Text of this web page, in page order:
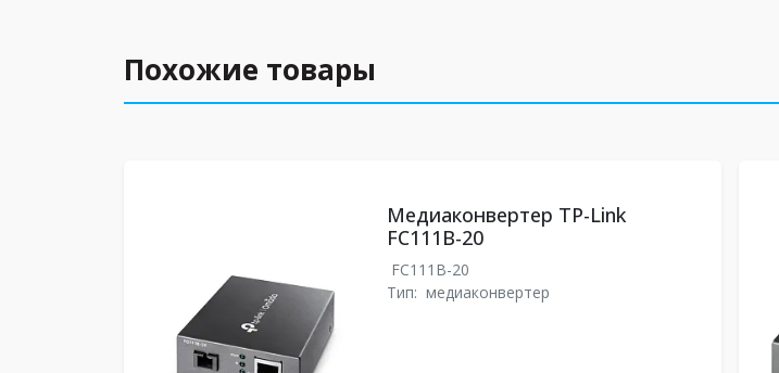
Похожие товары
Медиаконвертер TP-Link
FC111B-20
FC111B-20
Тип: медиаконвертер